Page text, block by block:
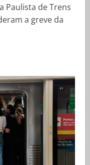
Paulista de Trens
a greve da